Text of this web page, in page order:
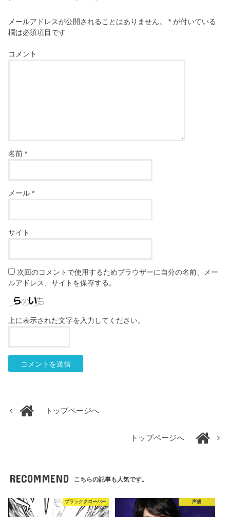
メールアドレスが公開されることはありません。 * が付いている
欄は必須項目です
コメント
名前*
メール*
サイト
次回のコメントで使用するためブラウザーに自分の名前、メー
ルアドレス、サイトを保存する。
上に表示された文字を入力してください。
トップページへ
トップページへ
RECOMMEND こちらの記事も人気です。
ブラッククローバー 声優